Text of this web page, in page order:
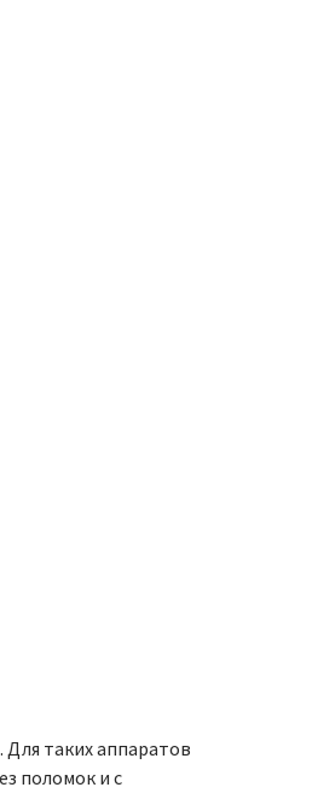
таких аппаратов
поломок и с